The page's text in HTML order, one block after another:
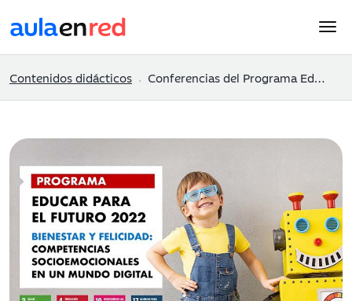
Contenidos didácticos Conferencias del Programa Educar para el futuro 2022